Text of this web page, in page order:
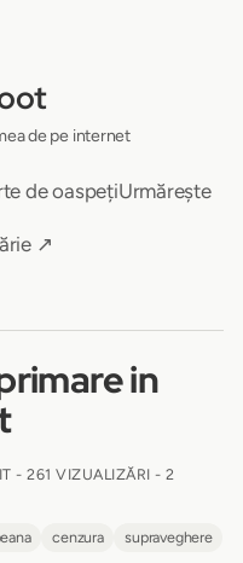
de pe internet
de oaspețiUrmărește
↗
in
- 261 VIZUALIZĂRI - 2
cenzura
supraveghere